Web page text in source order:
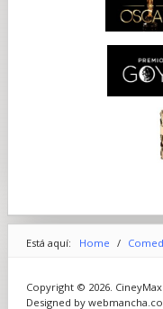
Está aquí: Home /
Copyright © 2026.
Designed by